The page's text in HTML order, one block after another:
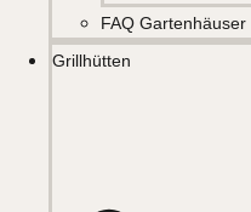
FAQ Gartenhäuser
Grillhütten